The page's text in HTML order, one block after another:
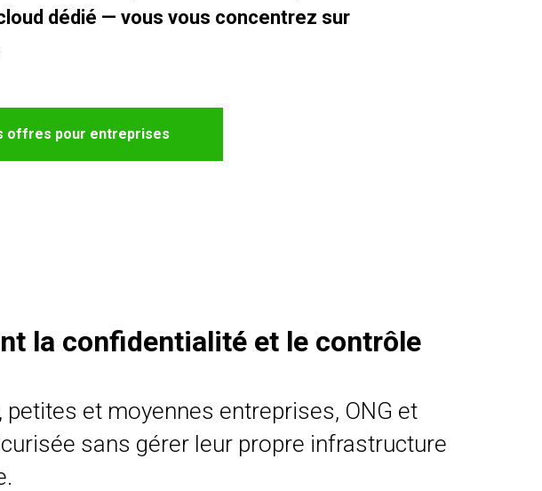
dédié — vous vous concentrez sur
offres pour entreprises
la confidentialité et le contrôle
et moyennes entreprises, ONG et
sans gérer leur propre infrastructure